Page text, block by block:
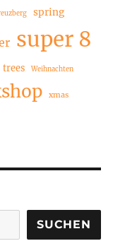
spring
super 8
trees Weihnachten
xmas
SUCHEN